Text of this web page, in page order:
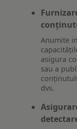
Anumite
asigura
sau a
dvs.